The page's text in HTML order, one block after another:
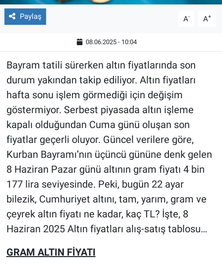
Paylaş A- A+
08.06.2025 - 10:04
Bayram tatili sürerken altın fiyatlarında son
durum yakından takip ediliyor. Altın fiyatları
hafta sonu işlem görmediği için değişim
göstermiyor. Serbest piyasada altın işleme
kapalı olduğundan Cuma günü oluşan son
fiyatlar geçerli oluyor. Güncel verilere göre,
Kurban Bayramı’nın üçüncü gününe denk gelen
8 Haziran Pazar günü altının gram fiyatı 4 bin
177 lira seviyesinde. Peki, bugün 22 ayar
bilezik, Cumhuriyet altını, tam, yarım, gram ve
çeyrek altın fiyatı ne kadar, kaç TL? İşte, 8
Haziran 2025 Altın fiyatları alış-satış tablosu…
GRAM ALTIN FİYATI